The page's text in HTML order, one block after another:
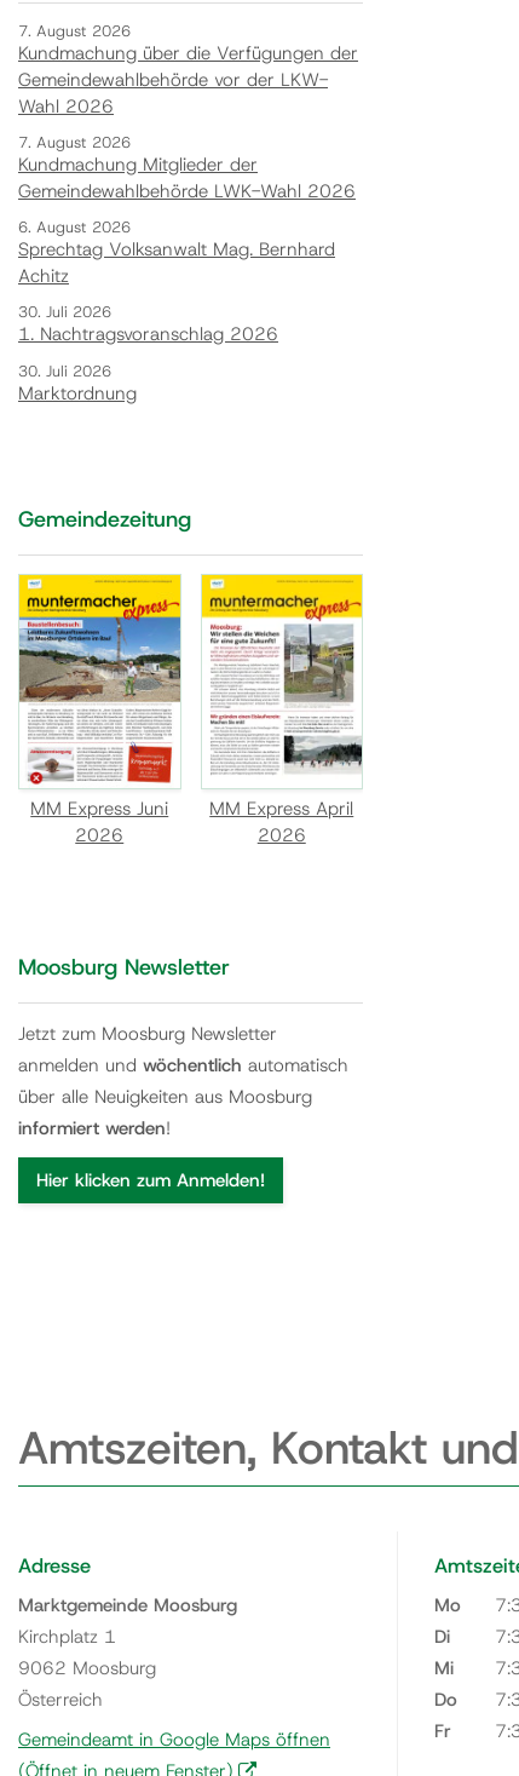
7. August 2026
Kundmachung über die Verfügungen der
Gemeindewahlbehörde vor der LKW-
Wahl 2026
7. August 2026
Kundmachung Mitglieder der
Gemeindewahlbehörde LWK-Wahl 2026
6. August 2026
Sprechtag Volksanwalt Mag. Bernhard
Achitz
30. Juli 2026
1. Nachtragsvoranschlag 2026
30. Juli 2026
Marktordnung
Gemeindezeitung
MM Express Juni
2026
MM Express April
2026
Moosburg Newsletter
Jetzt zum Moosburg Newsletter
anmelden und wöchentlich automatisch
über alle Neuigkeiten aus Moosburg
informiert werden!
Hier klicken zum Anmelden!
Amtszeiten, Kontakt
Adresse
Marktgemeinde Moosburg
Kirchplatz 1
9062 Moosburg
Österreich
Gemeindeamt in Google Maps öffnen
Mo
Di
Mi
Do
Fr